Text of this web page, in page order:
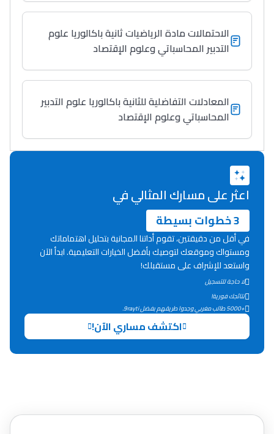
الاحتمالات مادة الرياضيات ثانية باكالوريا علوم
التدبير المحاسباتي وعلوم الإقتصاد
المعادلات التفاضلية للثانية باكالوريا علوم التدبير
المحاسباتي وعلوم الإقتصاد
اعثر على مسارك المثالي في
3 خطوات بسيطة
في أقل من دقيقتين، تقوم أداتنا المجانية بتحليل اهتماماتك
ومستواك وموقعك لتوصيك بأفضل الخيارات التعليمية. ابدأ الآن
واستعد للإشراف على مستقبلك!
لا حاجة للتسجيل
نتائجك فورية!
+5000 طالب مغربي وجدوا طريقهم بفضل 9rayti.
اكتشف مساري الآن!